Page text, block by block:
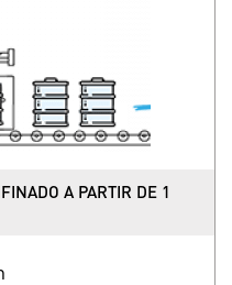
A PARTIR DE 1